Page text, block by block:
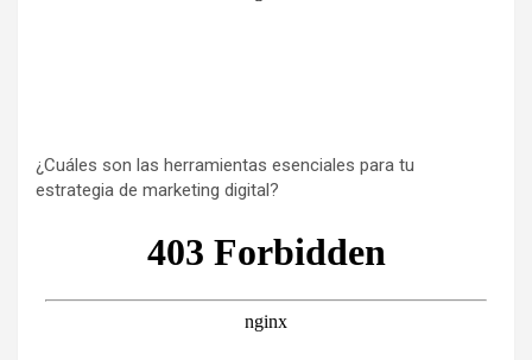
¿Cuáles son las herramientas esenciales para tu
estrategia de marketing digital?